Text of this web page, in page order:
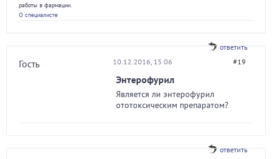
работы в фармации.
О специалисте
ответить
Гость 10.12.2016, 15:06 #19
Энтерофурил
Является ли энтерофурил
ототоксическим препаратом?
ответить